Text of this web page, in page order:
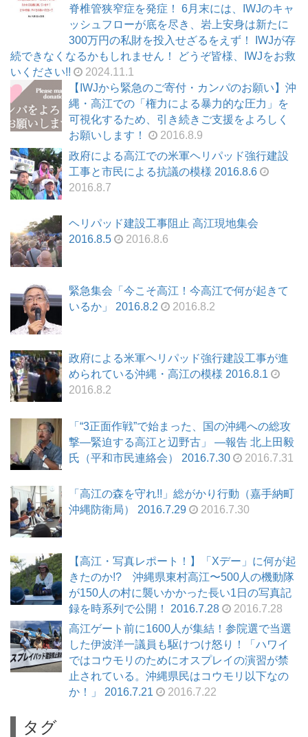
脊椎管狭窄症を発症！ 6月末には、IWJのキャ
ッシュフローが底を尽き、岩上安身は新たに
300万円の私財を投入せざるをえず！ IWJが存
続できなくなるかもしれません！ どうぞ皆様、IWJをお救
いください!!
2024.11.1
【IWJから緊急のご寄付・カンパのお願い】沖
縄・高江での「権力による暴力的な圧力」を
可視化するため、引き続きご支援をよろしく
お願いします！
2016.8.9
政府による高江での米軍ヘリパッド強行建設
工事と市民による抗議の模様 2016.8.6
2016.8.7
ヘリパッド建設工事阻止 高江現地集会
2016.8.5
2016.8.6
緊急集会「今こそ高江！今高江で何が起きて
いるか」 2016.8.2
2016.8.2
政府による米軍ヘリパッド強行建設工事が進
められている沖縄・高江の模様 2016.8.1
2016.8.2
「“3正面作戦”で始まった、国の沖縄への総攻
撃―緊迫する高江と辺野古」 ―報告 北上田毅
氏（平和市民連絡会） 2016.7.30
2016.7.31
「高江の森を守れ!!」総がかり行動（嘉手納町
沖縄防衛局） 2016.7.29
2016.7.30
【高江・写真レポート！】「Xデー」に何が起
きたのか!? 沖縄県東村高江〜500人の機動隊
が150人の村に襲いかかった長い1日の写真記
録を時系列で公開！ 2016.7.28
2016.7.28
高江ゲート前に1600人が集結！参院選で当選
した伊波洋一議員も駆けつけ怒り！「ハワイ
ではコウモリのためにオスプレイの演習が禁
止されている。沖縄県民はコウモリ以下なの
か！」 2016.7.21
2016.7.22
タグ